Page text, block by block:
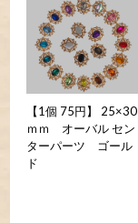
【1個 75円】 25×30
ｍｍ オーバル セン
ターパーツ ゴール
ド